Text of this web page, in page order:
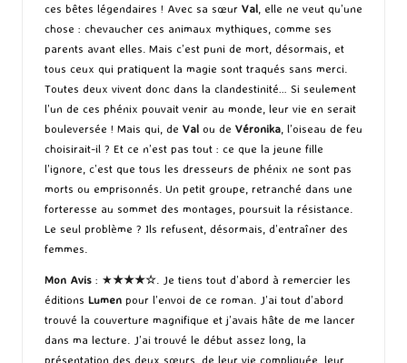
ces bêtes légendaires ! Avec sa sœur Val, elle ne veut qu’une
chose : chevaucher ces animaux mythiques, comme ses
parents avant elles. Mais c’est puni de mort, désormais, et
tous ceux qui pratiquent la magie sont traqués sans merci.
Toutes deux vivent donc dans la clandestinité… Si seulement
l’un de ces phénix pouvait venir au monde, leur vie en serait
bouleversée ! Mais qui, de Val ou de Véronika, l’oiseau de feu
choisirait-il ? Et ce n’est pas tout : ce que la jeune fille
l’ignore, c’est que tous les dresseurs de phénix ne sont pas
morts ou emprisonnés. Un petit groupe, retranché dans une
forteresse au sommet des montages, poursuit la résistance.
Le seul problème ? Ils refusent, désormais, d’entraîner des
femmes.
Mon Avis : ★★★★☆. Je tiens tout d’abord à remercier les
éditions Lumen pour l’envoi de ce roman. J’ai tout d’abord
trouvé la couverture magnifique et j’avais hâte de me lancer
dans ma lecture. J’ai trouvé le début assez long, la
présentation des deux sœurs, de leur vie compliquée, leur